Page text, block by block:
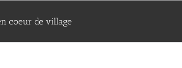
coeur de village